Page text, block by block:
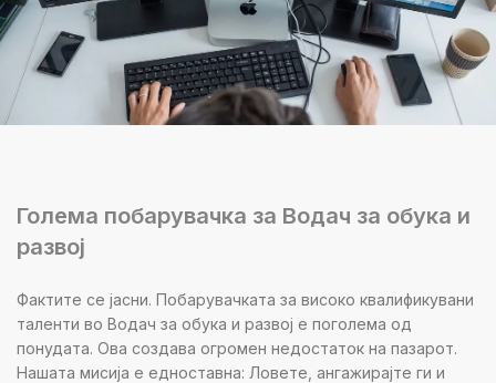
Голема побарувачка за Водач за обука и
развој
Фактите се јасни. Побарувачката за високо квалификувани
таленти во Водач за обука и развој е поголема од
понудата. Ова создава огромен недостаток на пазарот.
Нашата мисија е едноставна: Ловете, ангажирајте ги и